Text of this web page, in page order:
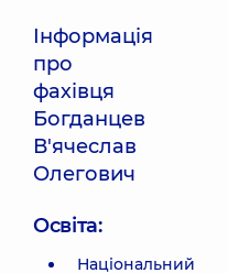
Інформація
про
фахівця
Богданцев
В'ячеслав
Олегович
Освіта:
Національний